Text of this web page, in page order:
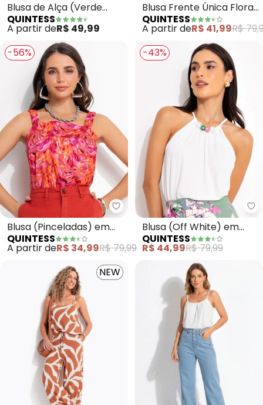
Blusa de Alça (Verde
Militar)
QUINTESS
A partir deR$ 49,99
Blusa Frente Única Floral
em Malha Texturizada
com Amarração
QUINTESS
A partir deR$ 41,99R$
-56%
Quintess - Blusa (Pinceladas)
Blusa (Pinceladas) em
Malha Fria
QUINTESS
A partir deR$ 34,99R$ 79,99
-43%
Blusa (Off White) em
Malha de Viscose
QUINTESS
R$ 44,99R$ 79,99
NEW